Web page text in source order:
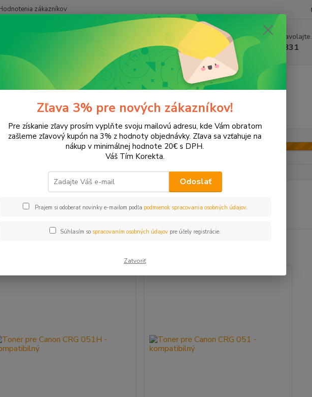
zákazníkov
Neviete si rady? Zavolajte.
+421 905 615 831
Tonery a náplne do tlačiarní Canon i-Sensys MF269DW
Sensys MF269DW
EUR Od
Zľava 3% pre nových zákazníkov!
Pre získanie zľavy prosím vyplňte svoju mailovú adresu, kde Vám obratom
zašleme zľavový kupón na 3% z hodnoty objednávky. Zľava sa vzťahuje na
nákup v minimálnej hodnote 20€ s DPH.
Váš Tím Korekta.
Odoslať
Prajem si odoberať novinky e-mailom podľa podmienok spracovania osobných údajov.
Súhlasím so spracovaním osobných údajovpre účely registrácie.
Zatvoriť